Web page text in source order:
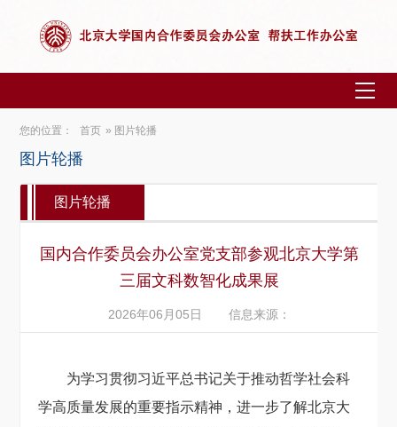
您的位置： 首页 » 图片轮播
图片轮播
图片轮播
国内合作委员会办公室党支部参观北京大学第
三届文科数智化成果展
2026年06月05日 信息来源：
为学习贯彻习近平总书记关于推动哲学社会科
学高质量发展的重要指示精神，进一步了解北京大